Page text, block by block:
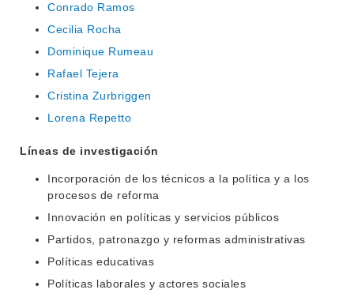
EXTENSIÓN
SERVICIOS
LLAMADOS
POSGRADOS
MOVILIDAD ACADÉMICA
BIBLIOTECA
Conrado Ramos
Cecilia Rocha
Dominique Rumeau
Rafael Tejera
Cristina Zurbriggen
Lorena Repetto
Líneas de investigación
Incorporación de los técnicos a la política y a los
procesos de reforma
Innovación en políticas y servicios públicos
Partidos, patronazgo y reformas administrativas
Políticas educativas
Políticas laborales y actores sociales